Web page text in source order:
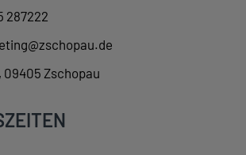
287222
Zschopau